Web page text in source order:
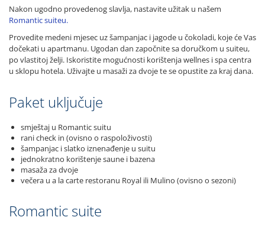
Nakon ugodno provedenog slavlja, nastavite užitak u našem
Romantic suiteu.
Provedite medeni mjesec uz šampanjac i jagode u čokoladi, koje će Vas
dočekati u apartmanu. Ugodan dan započnite sa doručkom u suiteu,
po vlastitoj želji. Iskoristite mogućnosti korištenja wellnes i spa centra
u sklopu hotela. Uživajte u masaži za dvoje te se opustite za kraj dana.
Paket uključuje
smještaj u Romantic suitu
rani check in (ovisno o raspoloživosti)
šampanjac i slatko iznenađenje u suitu
jednokratno korištenje saune i bazena
masaža za dvoje
večera u a la carte restoranu Royal ili Mulino (ovisno o sezoni)
Romantic suite